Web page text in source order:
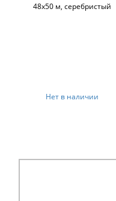
48х50 м, серебристый
Нет в наличии